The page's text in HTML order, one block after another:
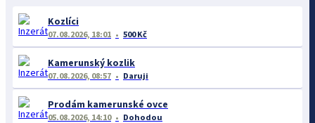
Kozlíci
07.08.2026, 18:01 500 Kč
Kamerunský kozlik
07.08.2026, 08:57 Daruji
Prodám kamerunské ovce
05.08.2026, 14:10 Dohodou